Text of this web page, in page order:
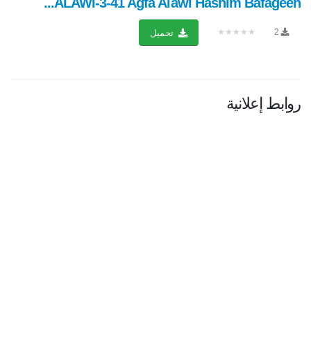
2
★★★★★ تحميل
روابط إعلانية